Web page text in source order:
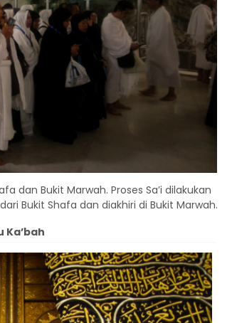
dan Bukit Marwah. Proses Sa’i dilakukan
Bukit Shafa dan diakhiri di Bukit Marwah.
Ka’bah